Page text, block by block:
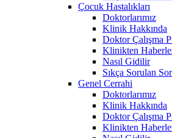
Çocuk Hastalıkları
Doktorlarımız
Klinik Hakkında
Doktor Çalışma
Klinikten
Nasıl Gidilir
Sıkça Sorulan
Genel Cerrahi
Doktorlarımız
Klinik Hakkında
Doktor Çalışma
Klinikten